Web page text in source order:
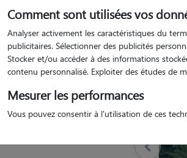
Pas
Comment sont utilisées vos
Analyser activement les caractéristiques du
publicitaires. Sélectionner des publicités
Stocker et/ou accéder à des informations
contenu personnalisé. Exploiter des études de
Mesurer les performances
Vous pouvez consentir à l'utilisation de ces